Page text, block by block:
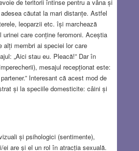
de teritorii întinse pentru a vâna și
căutat la mari distanțe. Astfel
leoparzii etc. își marchează
urinei care conține feromoni. Aceștia
alți membri ai speciei lor care
„Aici stau eu. Pleacă!” Dar în
mesajul recepționat este:
Interesant că acest mod de
și la speciile domesticite: câini și
și psihologici (sentimente),
ei are și el un rol în atracția sexuală.